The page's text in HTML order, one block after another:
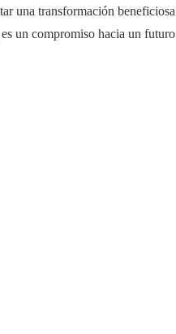
una transformación beneficiosa
un compromiso hacia un futuro